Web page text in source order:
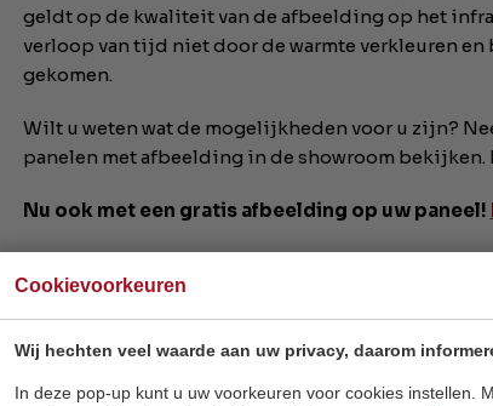
Cookievoorkeuren
Wij hechten veel waarde aan uw privacy, daarom
In deze pop-up kunt u uw voorkeuren voor cookies instellen.
geldt op de kwaliteit van de afbeelding op het
verloop van tijd niet door de warmte verkleuren
gekomen.
Wilt u weten wat de mogelijkheden voor u zijn?
panelen met afbeelding in de showroom bekijken.
Nu ook met een gratis afbeelding op uw paneel!